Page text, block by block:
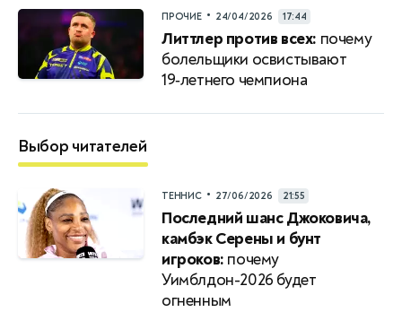
ПРОЧИЕ • 24/04/2026 17:44
Литтлер против всех: почему
болельщики освистывают
19‑летнего чемпиона
Выбор читателей
ТЕННИС • 27/06/2026 21:55
Последний шанс Джоковича,
камбэк Серены и бунт
игроков: почему
Уимблдон-2026 будет
огненным